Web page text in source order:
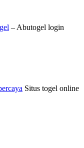
– Abutogel login
Situs togel online